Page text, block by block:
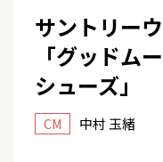
サントリー
「グッドム
シューズ」
CM 中村 玉緒